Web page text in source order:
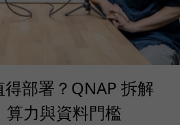
部署？QNAP 拆解
算力與資料門檻